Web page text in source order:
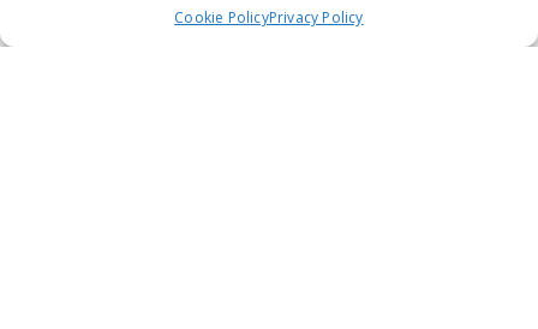
Cookie PolicyPrivacy Policy